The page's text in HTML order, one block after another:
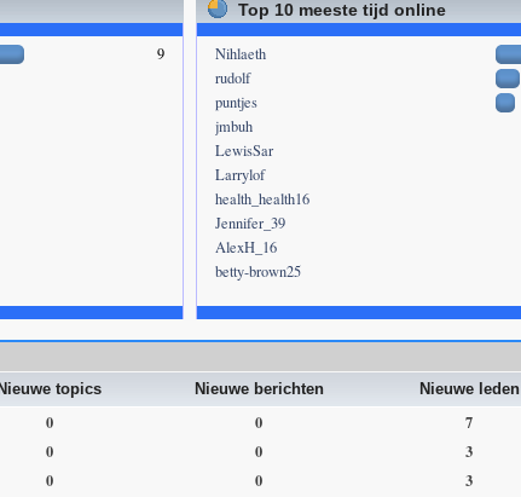
9
Top 10 meeste tijd online
Nihlaeth
rudolf
puntjes
jmbuh
LewisSar
Larrylof
health_health16
Jennifer_39
AlexH_16
betty-brown25
Nieuwe topics Nieuwe berichten Nieuwe leden
0 0 7
0 0 3
0 0 3